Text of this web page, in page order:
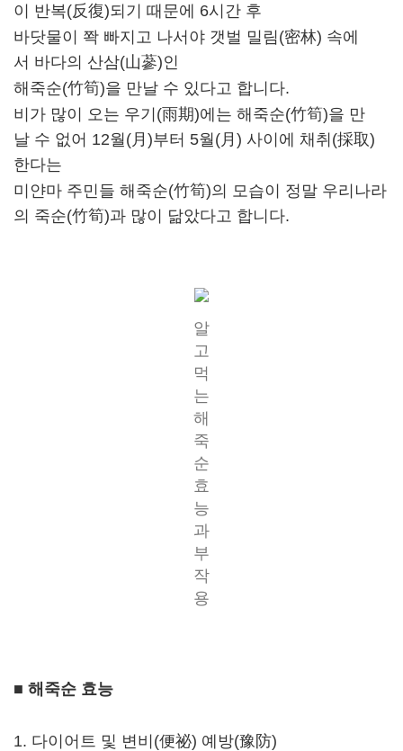
이 반복(反復)되기 때문에 6시간 후
바닷물이 쫙 빠지고 나서야 갯벌 밀림(密林) 속에
서 바다의 산삼(山蔘)인
해죽순(竹筍)을 만날 수 있다고 합니다.
비가 많이 오는 우기(雨期)에는 해죽순(竹筍)을 만
날 수 없어 12월(月)부터 5월(月) 사이에 채취(採取)
한다는
미얀마 주민들 해죽순(竹筍)의 모습이 정말 우리나라
의 죽순(竹筍)과 많이 닮았다고 합니다.
알
고
먹
는
해
죽
순
효
능
과
부
작
용
■ 해죽순 효능
1. 다이어트 및 변비(便祕) 예방(豫防)